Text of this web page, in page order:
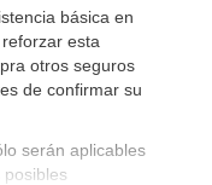
básica en
esta
otros seguros
de confirmar su
serán aplicables